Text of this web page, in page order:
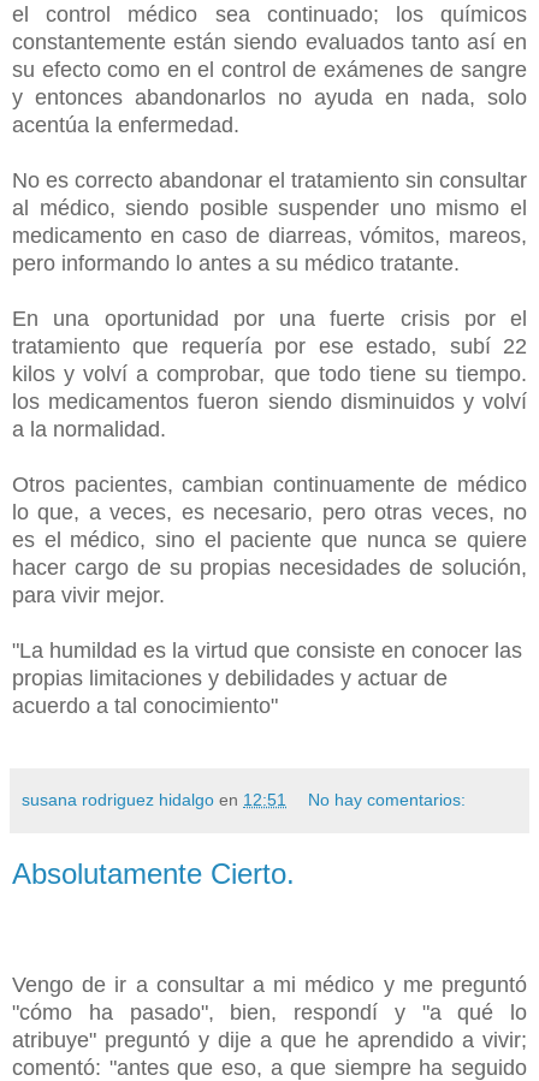
el control médico sea continuado; los químicos
constantemente están siendo evaluados tanto así en
su efecto como en el control de exámenes de sangre
y entonces abandonarlos no ayuda en nada, solo
acentúa la enfermedad.
No es correcto abandonar el tratamiento sin consultar
al médico, siendo posible suspender uno mismo el
medicamento en caso de diarreas, vómitos, mareos,
pero informando lo antes a su médico tratante.
En una oportunidad por una fuerte crisis por el
tratamiento que requería por ese estado, subí 22
kilos y volví a comprobar, que todo tiene su tiempo.
los medicamentos fueron siendo disminuidos y volví
a la normalidad.
Otros pacientes, cambian continuamente de médico
lo que, a veces, es necesario, pero otras veces, no
es el médico, sino el paciente que nunca se quiere
hacer cargo de su propias necesidades de solución,
para vivir mejor.
"La humildad es la virtud que consiste en conocer las
propias limitaciones y debilidades y actuar de
acuerdo a tal conocimiento"
susana rodriguez hidalgo en 12:51 No hay comentarios:
Absolutamente Cierto.
Vengo de ir a consultar a mi médico y me preguntó
"cómo ha pasado", bien, respondí y "a qué lo
atribuye" preguntó y dije a que he aprendido a vivir;
comentó: "antes que eso, a que siempre ha seguido